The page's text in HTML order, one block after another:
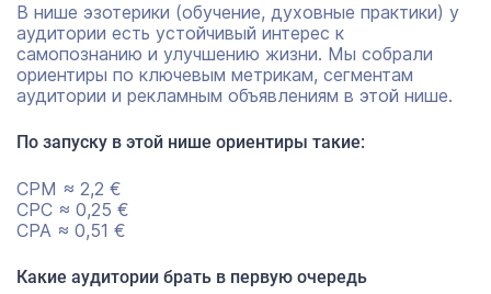
В нише эзотерики (обучение, духовные практики) у
аудитории есть устойчивый интерес к
самопознанию и улучшению жизни. Мы собрали
ориентиры по ключевым метрикам, сегментам
аудитории и рекламным объявлениям в этой нише.
По запуску в этой нише ориентиры такие:
CPM ≈ 2,2 €
CPC ≈ 0,25 €
CPA ≈ 0,51 €
Какие аудитории брать в первую очередь